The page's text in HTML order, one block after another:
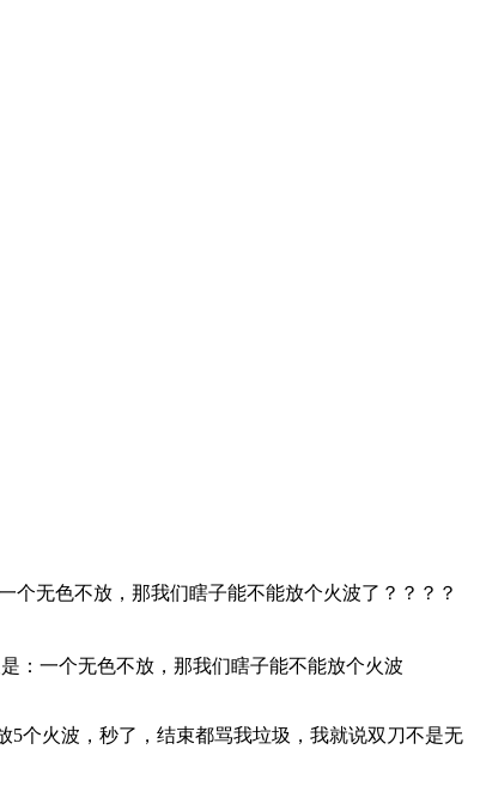
个无色不放，那我们瞎子能不能放个火波了？？？？
：一个无色不放，那我们瞎子能不能放个火波
个火波，秒了，结束都骂我垃圾，我就说双刀不是无